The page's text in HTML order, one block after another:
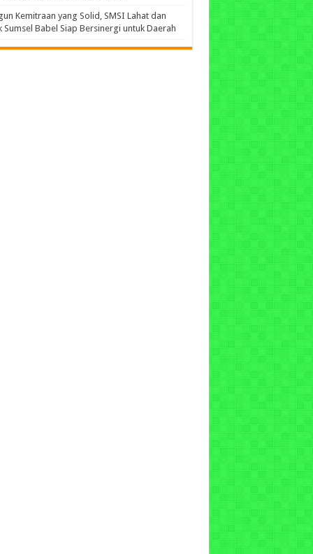
Kemitraan yang Solid, SMSI Lahat dan
Sumsel Babel Siap Bersinergi untuk Daerah